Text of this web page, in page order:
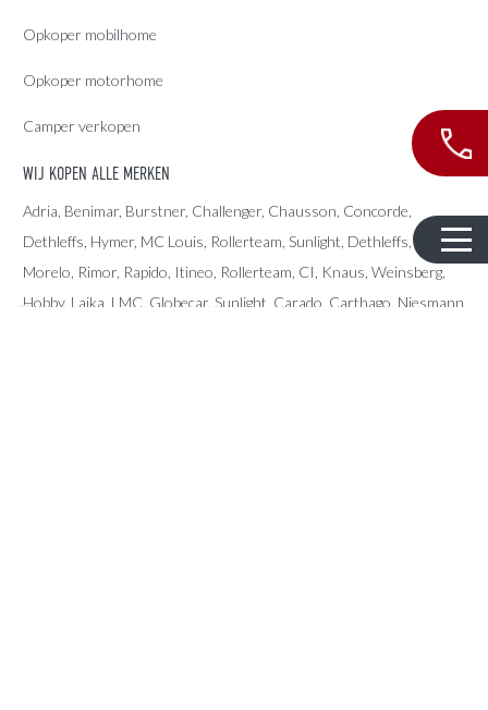
Opkoper mobilhome
Opkoper motorhome
Camper verkopen
WIJ KOPEN ALLE MERKEN
Adria , Benimar, Burstner, Challenger, Chausson, Concorde,
Dethleffs Hymer, MC Louis , Rollerteam, Sunlight, Dethleffs,
Morelo, Rimor, Rapido, Itineo, Rollerteam, CI, Knaus, Weinsberg,
Hobby, Laika, LMC, Globecar, Sunlight, Carado, Carthago, Niesmann